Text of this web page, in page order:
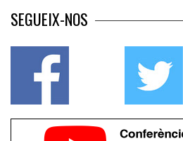
SEGUEIX-NOS